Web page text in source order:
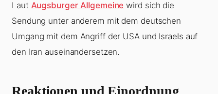
Laut Augsburger Allgemeine wird sich die
Sendung unter anderem mit dem deutschen
Umgang mit dem Angriff der USA und Israels auf
den Iran auseinandersetzen.
Reaktionen und Einordnung